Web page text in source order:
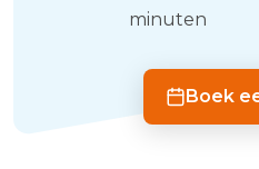
minuten
Boek